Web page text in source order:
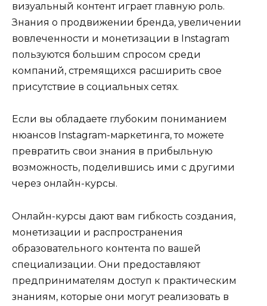
визуальный контент играет главную роль.
Знания о продвижении бренда, увеличении
вовлеченности и монетизации в Instagram
пользуются большим спросом среди
компаний, стремящихся расширить свое
присутствие в социальных сетях.
Если вы обладаете глубоким пониманием
нюансов Instagram-маркетинга, то можете
превратить свои знания в прибыльную
возможность, поделившись ими с другими
через онлайн-курсы.
Онлайн-курсы дают вам гибкость создания,
монетизации и распространения
образовательного контента по вашей
специализации. Они предоставляют
предпринимателям доступ к практическим
знаниям, которые они могут реализовать в